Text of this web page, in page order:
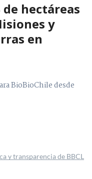
hectáreas
y
en
BioBioChile desde
y transparencia de BBCL